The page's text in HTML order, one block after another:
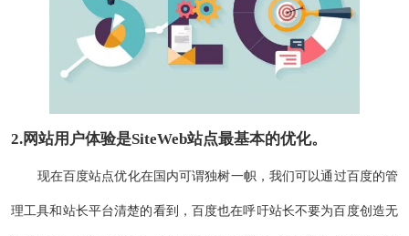
2.网站用户体验是SiteWeb站点最基本的优化。
现在百度站点优化在国内可谓独树一帜，我们可以通过百度的管
理工具和站长平台清楚的看到，百度也在呼吁站长不要为百度创造无